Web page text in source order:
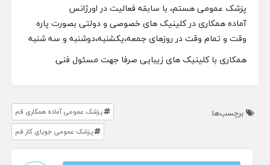
پزشک عمومی هستم، با سابقه فعالیت در اورژانس
آماده همکاری در کلینیک های خصوصی و دولتی بصورت پاره
وقت و تمام وقت در روزهای جمعه،یکشنبه،دوشنبه و سه شنبه
همکاری با کلینیک های زیبایی صرفا جهت مسئول فنی
برچسب‌ها:
پزشک عمومی آماده همکاری قم
پزشک عمومی جویای کار قم